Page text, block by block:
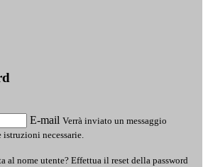
E-mail Verrà inviato un messaggio
necessarie.
al nome utente? Effettua il reset della password